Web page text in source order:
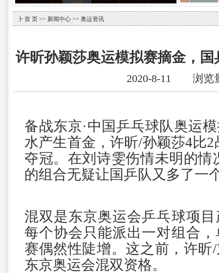
┣ 首 页 >> 新闻中心 >> 奥运资讯
许昕孙颖莎奥运模拟赛摘金，
2020-8-11 浏览
备战东京·中国乒乓球队奥运
水产生首金，许昕/孙颖莎4比
夺冠。在刘诗雯伤情未明的情
的组合无疑让国乒队又多了一
混双是东京奥运会乒乓球项
每个协会只能派出一对组合
赛偶然性陡增。这之前，许昕
东京奥运会混双资格。